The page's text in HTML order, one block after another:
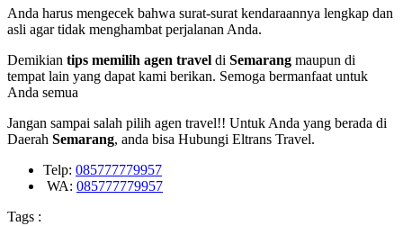
Anda harus mengecek bahwa surat-surat kendaraannya lengkap dan
asli agar tidak menghambat perjalanan Anda.
Demikian tips memilih agen travel di Semarang maupun di
tempat lain yang dapat kami berikan. Semoga bermanfaat untuk
Anda semua
Jangan sampai salah pilih agen travel!! Untuk Anda yang berada di
Daerah Semarang, anda bisa Hubungi Eltrans Travel.
Telp: 085777779957
WA: 085777779957
Tags :